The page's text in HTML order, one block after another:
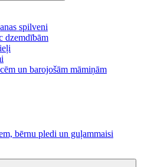
spilveni
dzemdībām
un barojošām māmiņām
bērnu pledi un guļammaisi